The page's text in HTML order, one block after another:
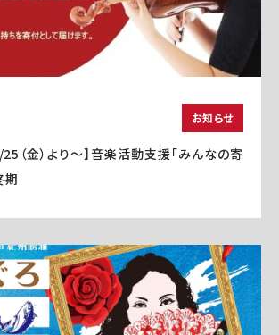
お知らせ
（金）より～】音楽活動支援「みんなの寄
期